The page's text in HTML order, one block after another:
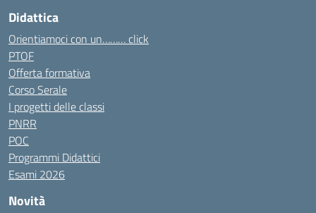
Didattica
Orientiamoci con un……… click
PTOF
Offerta formativa
Corso Serale
I progetti delle classi
PNRR
POC
Programmi Didattici
Esami 2026
Novità